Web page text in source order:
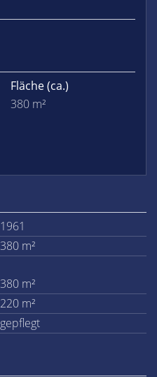
Fläche(ca.)
380 m²
1961
380 m²
380 m²
220 m²
gepflegt